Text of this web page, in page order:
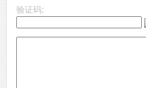
验证码: